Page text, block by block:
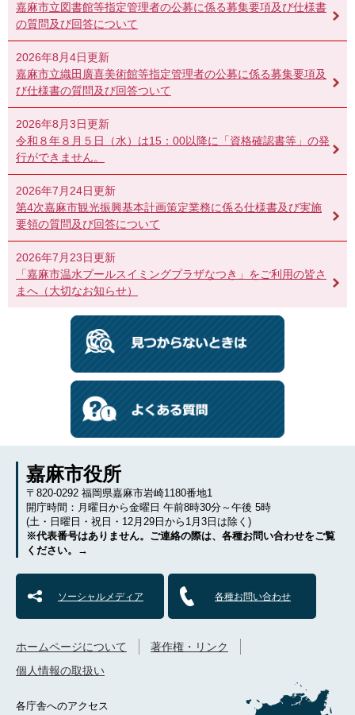
嘉麻市立図書館等指定管理者の公募に係る募集要項及び仕様書
の質問及び回答について
2026年8月4日更新
嘉麻市立織田廣喜美術館等指定管理者の公募に係る募集要項及
び仕様書の質問及び回答ついて
2026年8月3日更新
令和８年８月５日（水）は15：00以降に「資格確認書等」の発
行ができません。
2026年7月24日更新
第4次嘉麻市観光振興基本計画策定業務に係る仕様書及び実施
要領の質問及び回答について
2026年7月23日更新
「嘉麻市温水プールスイミングプラザなつき」をご利用の皆さ
まへ（大切なお知らせ）
嘉麻市役所
〒820-0292 福岡県嘉麻市岩崎1180番地1
開庁時間：月曜日から金曜日 午前8時30分～午後 5時
(土・日曜日・祝日・12月29日から1月3日は除く)
※代表番号はありません。ご連絡の際は、各種お問い合わせをご覧
ください。→
ソーシャルメディア 各種お問い合わせ
各庁舎へのアクセス
ホームページについて
著作権・リンク
個人情報の取扱い